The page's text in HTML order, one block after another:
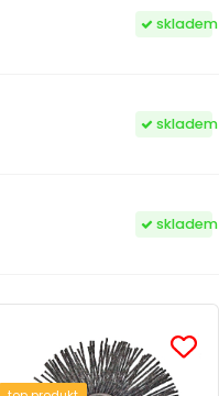
skladem
skladem
skladem